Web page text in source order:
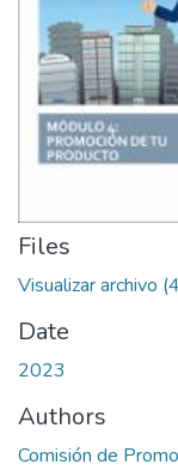
Files
Visualizar archivo
Date
2023
Authors
Comisión de